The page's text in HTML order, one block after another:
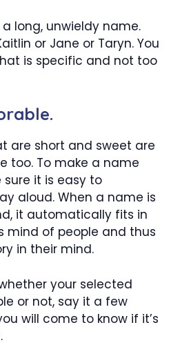
long, unwieldy name.
or Jane or Taryn. You
is specific and not too
are short and sweet are
too. To make a name
it is easy to
aloud. When a name is
it automatically fits in
mind of people and thus
in their mind.
your selected
or not, say it a few
will come to know if it’s